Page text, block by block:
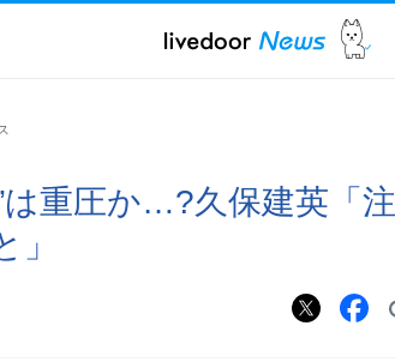
は重圧か…?久保建英「注